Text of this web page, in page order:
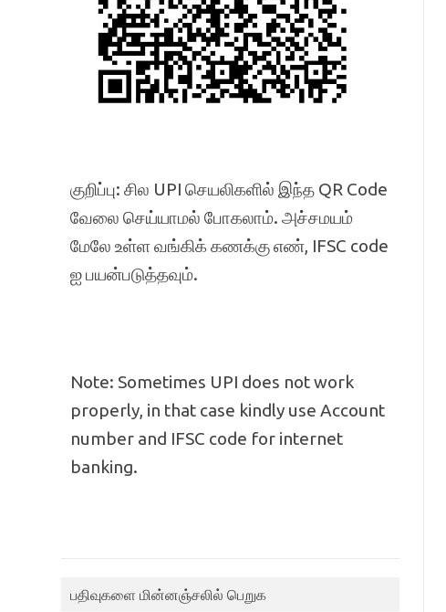
குறிப்பு: சில UPI செயலிகளில் இந்த QR Code
வேலை செய்யாமல் போகலாம். அச்சமயம்
மேலே உள்ள வங்கிக் கணக்கு எண், IFSC code
ஐ பயன்படுத்தவும்.
Note: Sometimes UPI does not work
properly, in that case kindly use Account
number and IFSC code for internet
banking.
பதிவுகளை மின்னஞ்சலில் பெறுக